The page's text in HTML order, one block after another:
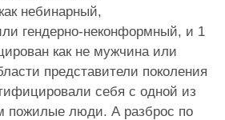
небинарный,
гендерно-неконформный, и 1
как не мужчина или
представители поколения
себя с одной из
пожилые люди. А разброс по